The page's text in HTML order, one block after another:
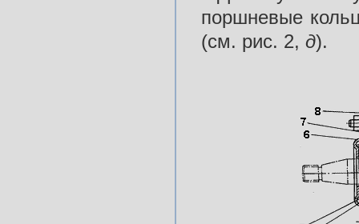
поршневые
(см. рис. 2, д).